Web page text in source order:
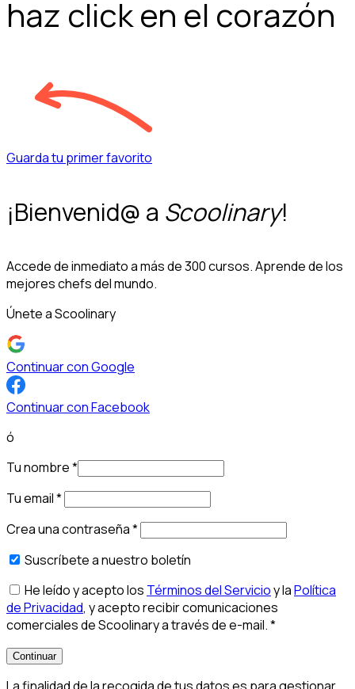
haz click en el corazón
Guarda tu primer favorito
¡Bienvenid@ a Scoolinary!
Accede de inmediato a más de 300 cursos. Aprende de los
mejores chefs del mundo.
Únete a Scoolinary
Continuar con Google
Continuar con Facebook
ó
Tu nombre*
Tu email*
Crea una contraseña*
Suscríbete a nuestro boletín
He leído y acepto los Términos del Servicioy laPolítica
de Privacidad, y acepto recibir comunicaciones
comerciales de Scoolinary a través de e-mail.*
Continuar